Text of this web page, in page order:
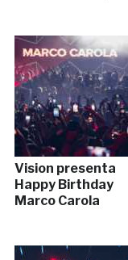
Vision presenta
Happy Birthday
Marco Carola